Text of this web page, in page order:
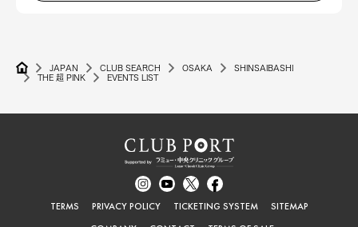
JAPAN CLUB SEARCH OSAKA
SHINSAIBASHI
THE 超 PINK
EVENTS LIST
TERMS PRIVACY POLICY TICKETING SYSTEM
SITEMAP